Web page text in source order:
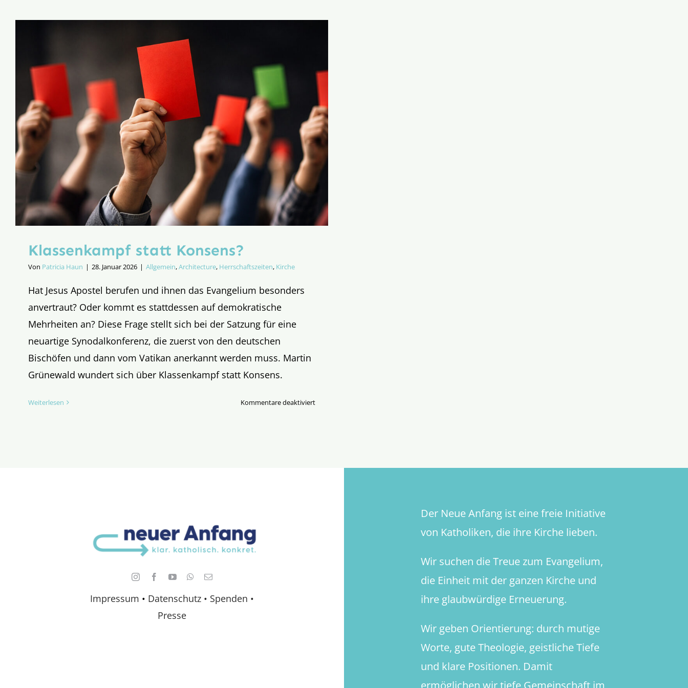
Klassenkampf statt Konsens?
Von Patricia Haun | 28. Januar 2026 | Allgemein,Architecture, Herrschaftszeiten, Kirche
Hat Jesus Apostel berufen und ihnen das Evangelium besonders
anvertraut? Oder kommt es stattdessen auf demokratische
Mehrheiten an? Diese Frage stellt sich bei der Satzung für eine
neuartige Synodalkonferenz, die zuerst von den deutschen
Bischöfen und dann vom Vatikan anerkannt werden muss. Martin
Grünewald wundert sich über Klassenkampf statt Konsens.
Weiterlesen Kommentare deaktiviertfür
Impressum • Datenschutz • Spenden •
Presse
Der Neue Anfang ist eine freie Initiative
von Katholiken, die ihre Kirche lieben.
Wir suchen die Treue zum Evangelium,
die Einheit mit der ganzen Kirche und
ihre glaubwürdige Erneuerung.
Wir geben Orientierung: durch mutige
Worte, gute Theologie, geistliche Tiefe
und klare Positionen. Damit
ermöglichen wir tiefe Gemeinschaft im